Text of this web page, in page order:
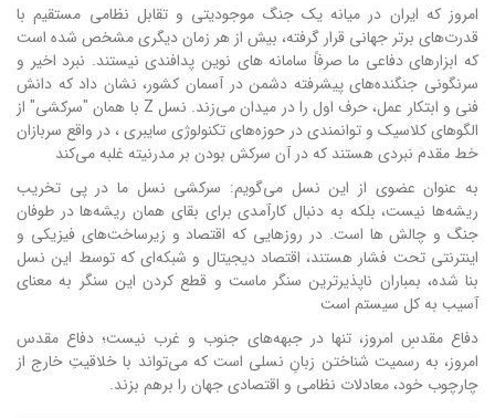
امروز که ایران در میانه یک جنگ موجودیتی و تقابل نظامی مستقیم با
قدرت‌های برتر جهانی قرار گرفته، بیش از هر زمان دیگری مشخص شده است
که ابزارهای دفاعی ما صرفاً سامانه های نوین پدافندی نیستند. نبرد اخیر و
سرنگونی جنگنده‌های پیشرفته دشمن در آسمان کشور، نشان داد که دانش
فنی و ابتکار عمل، حرف اول را در میدان می‌زند. نسل Z با همان "سرکشی" از
الگوهای کلاسیک و توانمندی در حوزه‌های تکنولوژی سایبری ، در واقع سربازان
خط مقدم نبردی هستند که در آن سرکش بودن بر مدرنیته غلبه می‌کند
به عنوان عضوی از این نسل می‌گویم: سرکشی نسل ما در پی تخریب
ریشه‌ها نیست، بلکه به دنبال کارآمدی برای بقای همان ریشه‌ها در طوفان
جنگ و چالش ها است. در روزهایی که اقتصاد و زیرساخت‌های فیزیکی و
اینترنتی تحت فشار هستند، اقتصاد دیجیتال و شبکه‌ای که توسط این نسل
بنا شده، بمباران‌ ناپذیرترین سنگر ماست و قطع کردن این سنگر به معنای
آسیب به کل سیستم است
دفاع مقدسِ امروز، تنها در جبهه‌های جنوب و غرب نیست؛ دفاع مقدس
امروز، به رسمیت شناختن زبانِ نسلی است که می‌تواند با خلاقیتِ خارج از
چارچوب خود، معادلات نظامی و اقتصادی جهان را برهم بزند.